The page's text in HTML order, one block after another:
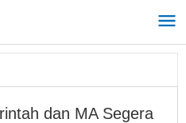
dan MA Segera